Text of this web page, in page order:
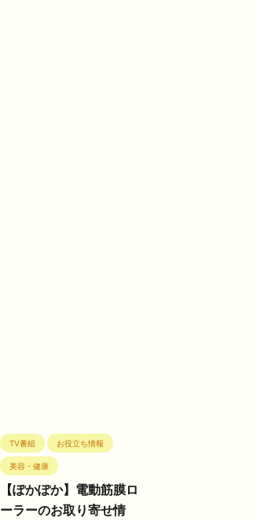
TV番組 お役立ち情報
美容・健康
【ぽかぽか】電動筋膜ロ
ーラーのお取り寄せ情